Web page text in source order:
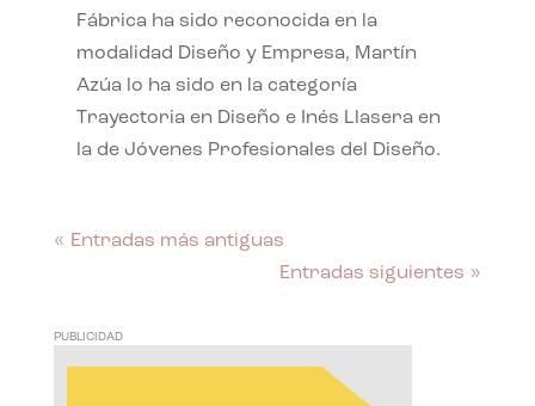
Fábrica ha sido reconocida en la
modalidad Diseño y Empresa, Martín
Azúa lo ha sido en la categoría
Trayectoria en Diseño e Inés Llasera en
la de Jóvenes Profesionales del Diseño.
« Entradas más antiguas
Entradas siguientes »
PUBLICIDAD